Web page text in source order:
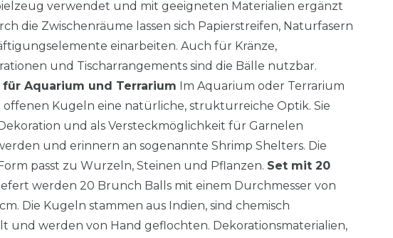
verwendet und mit geeigneten Materialien ergänzt
die Zwischenräume lassen sich Papierstreifen, Naturfasern
einarbeiten. Auch für Kränze,
und Tischarrangements sind die Bälle nutzbar.
für Aquarium und Terrarium Im Aquarium oder Terrarium
offenen Kugeln eine natürliche, strukturreiche Optik. Sie
und als Versteckmöglichkeit für Garnelen
und erinnern an sogenannte Shrimp Shelters. Die
passt zu Wurzeln, Steinen und Pflanzen. Set mit 20
werden 20 Brunch Balls mit einem Durchmesser von
Die Kugeln stammen aus Indien, sind chemisch
und werden von Hand geflochten. Dekorationsmaterialien,